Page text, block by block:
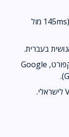
מהירות: Vangus מהיר יותר לגולש ישראלי (145ms מול
מיקום השרת: SiteGround באירופה (פרנקפורט, Google